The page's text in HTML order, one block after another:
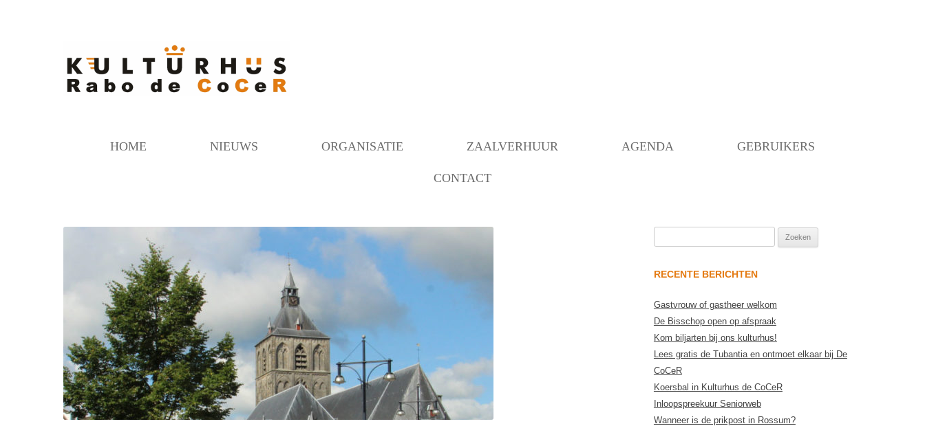
HOME NIEUWS ORGANISATIE
COMMUNICATIE/PROGRAMMERING
DECORATIEGROEP
TERRAS BIJ DE COCER
ZAALVERHUUR
BEZETTING RUIMTEN
AGENDA GEBRUIKERS
CONTACT
RECENTE BERICHTEN
Gastvrouw of gastheer welkom
De Bisschop open op afspraak
Kom biljarten bij ons kulturhus!
Lees gratis de Tubantia en ontmoet elkaar bij De
CoCeR
Koersbal in Kulturhus de CoCeR
Inloopspreekuur Seniorweb
Wanneer is de prikpost in Rossum?